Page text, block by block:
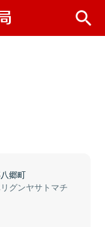
郷町
グンヤサトマチ